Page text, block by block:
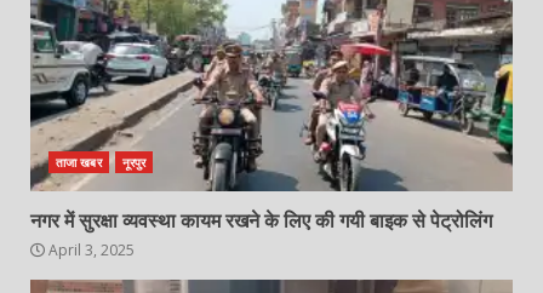
ताजा खबर नूरपुर
नगर में सुरक्षा व्यवस्था कायम रखने के लिए की गयी बाइक से पेट्रोलिंग
April 3, 2025